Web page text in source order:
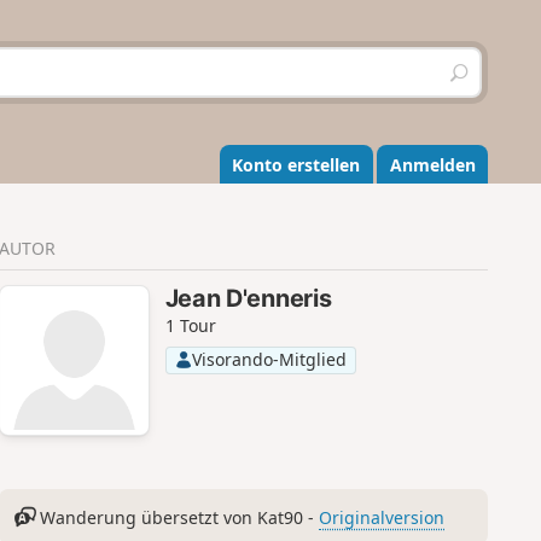
S
u
h
e
n
Konto erstellen Anmelden
AUTOR
Jean D'enneris
1 Tour
Visorando-Mitglied
Wanderung übersetzt von Kat90 - Originalversion